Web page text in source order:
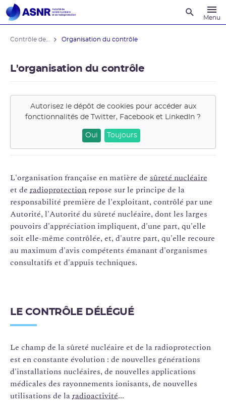
Menu
Organisation du contrôle
L'organisation du contrôle
Autorisez le dépôt de cookies pour accéder aux
fonctionnalités de Twitter, Facebook et LinkedIn ?
Oui Toujours
L'organisation française en matière de sûreté nucléaire
et de radioprotection repose sur le principe de la
responsabilité première de l'exploitant, contrôlé par une
Autorité, l'Autorité du sûreté nucléaire, dont les larges
pouvoirs d'appréciation impliquent, d'une part, qu'elle
soit elle-même contrôlée, et, d'autre part, qu'elle recoure
au maximum d'avis compétents émanant d'organismes
consultatifs et d'appuis techniques.
LE CONTRÔLE DÉLÉGUÉ
Le champ de la sûreté nucléaire et de la radioprotection
est en constante évolution : de nouvelles générations
d'installations nucléaires, de nouvelles applications
médicales des rayonnements ionisants, de nouvelles
utilisations de laradioactivité...